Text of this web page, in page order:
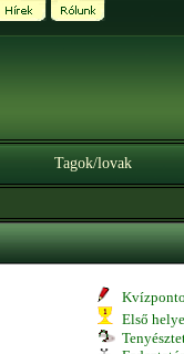
Tagok/lovak
Első